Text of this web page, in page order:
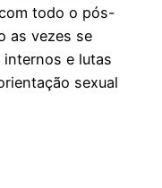
todo o pós-
as vezes se
e lutas
sexual